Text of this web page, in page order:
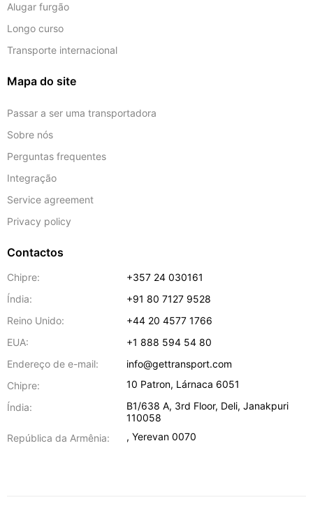
Alugar furgão
Longo curso
Transporte internacional
Mapa do site
Passar a ser uma transportadora
Sobre nós
Perguntas frequentes
Integração
Service agreement
Privacy policy
Contactos
Chipre:
+357 24 030161
Índia:
+91 80 7127 9528
Reino Unido:
+44 20 4577 1766
EUA:
+1 888 594 54 80
Endereço de e-mail:
info@gettransport.com
Chipre:
10 Patron, Lárnaca 6051
Índia:
B1/638 A, 3rd Floor, Deli,Janakpuri
110058
República da Armênia:
,Yerevan 0070